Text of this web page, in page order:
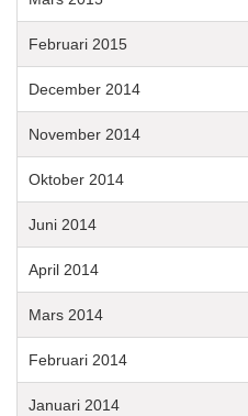
Februari 2015
December 2014
November 2014
Oktober 2014
Juni 2014
April 2014
Mars 2014
Februari 2014
Januari 2014